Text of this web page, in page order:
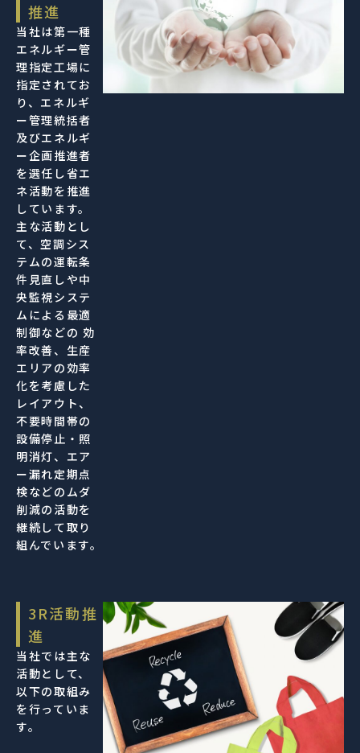
推進
当社は第一種
エネルギー管
理指定工場に
指定されてお
り、エネルギ
ー管理統括者
及びエネルギ
ー企画推進者
を選任し省エ
ネ活動を推進
しています。
主な活動とし
て、空調シス
テムの運転条
件見直しや中
央監視システ
ムによる最適
制御などの 効
率改善、生産
エリアの効率
化を考慮した
レイアウト、
不要時間帯の
設備停止・照
明消灯、エア
ー漏れ定期点
検などのムダ
削減の活動を
継続して取り
組んでいます。
3R活動推
進
当社では主な
活動として、
以下の取組み
を行っていま
す。